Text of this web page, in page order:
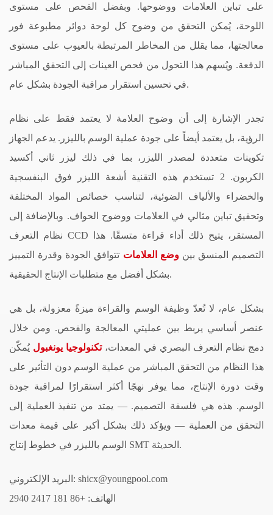
على تباين العلامات ووضوحها. وبفضل الفحص على مستوى
اللوحة، يُمكن التحقق من وضوح كل لوحة دوائر مطبوعة فور
معالجتها، مما يقلل من المخاطر المرتبطة بالعيوب على مستوى
الدفعة. ويُسهم هذا التحول من فحص العينات إلى التحقق المباشر
في تحسين استقرار مراقبة الجودة بشكل عام.
تجدر الإشارة إلى أن وضوح العلامة لا يعتمد فقط على نظام
الرؤية، بل يعتمد أيضاً على جودة عملية الوسم بالليزر. يدعم الجهاز
تكوينات متعددة لمصدر الليزر، بما في ذلك ليزر ثاني أكسيد
الكربون. 2
تستخدم هذه التقنية أشعة الليزر فوق البنفسجية
والخضراء والألياف الضوئية، لتناسب خصائص المواد المختلفة
وتحقيق تباين مثالي في العلامات ووضوح الحواف. وبالإضافة إلى
نظام التعرف CCD المستقر، يتيح ذلك أداء قراءة متسقًا. هذا
التصميم المنسق بينوضع العلامات تتوافق الجودة وقدرة التمييز
بشكل أفضل مع متطلبات الإنتاج الحقيقية.
بشكل عام، لا تُعدّ وظيفة الوسم والقراءة ميزةً معزولة، بل هي
عنصر أساسي يربط بين عمليتي المعالجة والفحص. ومن خلال
دمج نظام التعرف البصري في المعدات،تكنولوجيا يونغبوليُمكّن
هذا النظام من التحقق المباشر من عملية الوسم دون التأثير على
وقت دورة الإنتاج، مما يوفر نهجًا أكثر استقرارًا لمراقبة جودة
الوسم. هذه هي فلسفة التصميم.— يمتد من تنفيذ العملية إلى
التحقق من العملية — ويؤكد ذلك بشكل أكبر على قيمة معدات
الوسم بالليزر في خطوط إنتاج SMT الحديثة.
البريد الإلكتروني: shicx@youngpool.com
الهاتف: +86 181 2417 2940